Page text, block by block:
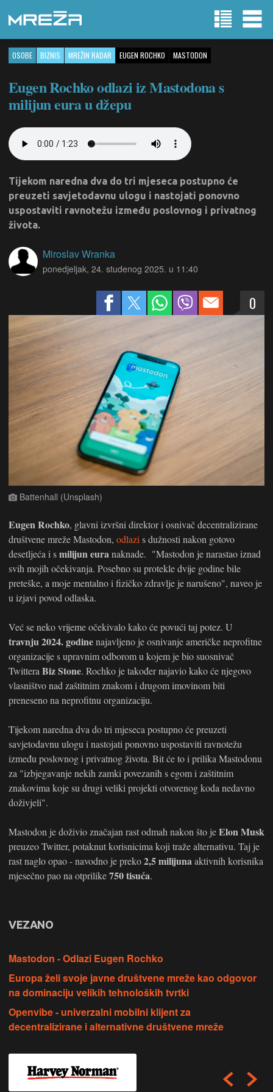
OSOBE BIZNIS MREŽIN RADAR EUGEN ROCHKO MASTODON
Eugen Rochko odlazi iz Mastodona s
milijun eura u džepu
Tijekom naredna dva do tri mjeseca postupno će
preuzeti savjetodavnu ulogu i nastojati ponovno
uspostaviti ravnotežu između poslovnog i privatnog
života.
Miroslav Wranka
ponedjeljak, 24. studenog 2025. u 11:40
0
Battenhall (Unsplash)
Eugen Rochko, glavni izvršni direktor i osnivač decentralizirane
društvene mreže Mastodon, odlazi s dužnosti nakon gotovo
desetljeća i smilijun euranaknade. "Mastodon je narastao iznad
svih mojih očekivanja. Posebno su protekle dvije godine bile
preteške, a moje mentalno i fizičko zdravlje je narušeno", naveo je
u izjavi povod odlaska.
Već se neko vrijeme očekivalo kako će povući taj potez. U
travnju 2024. godinenajavljeno je osnivanje američke neprofitne
organizacije s upravnim odborom u kojem je bio suosnivač
Twittera Biz Stone. Rochko je također najavio kako će njegovo
vlasništvo nad zaštitnim znakom i drugom imovinom biti
preneseno na neprofitnu organizaciju.
Tijekom naredna dva do tri mjeseca postupno će preuzeti
savjetodavnu ulogu i nastojati ponovno uspostaviti ravnotežu
između poslovnog i privatnog života. Bit će to i prilika Mastodonu
za "izbjegavanje nekih zamki povezanih s egom i zaštitnim
znakovima koje su drugi veliki projekti otvorenog koda nedavno
doživjeli".
Mastodon je doživio značajan rast odmah nakon što jeElon Musk
preuzeo Twitter, potaknut korisnicima koji traže alternativu. Taj je
rast naglo opao - navodno je preko2,5 milijunaaktivnih korisnika
mjesečno pao na otprilike750 tisuća.
VEZANO
Mastodon - Odlazi Eugen Rochko
Europa želi svoje javne društvene mreže kao odgovor
na dominaciju velikih tehnoloških tvrtki
Openvibe - univerzalni mobilni klijent za
decentralizirane i alternativne društvene mreže